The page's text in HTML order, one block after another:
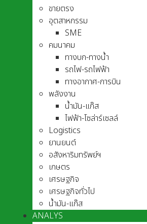
ขายตรง
อุตสาหกรรม
SME
คมนาคม
ทางบก-ทางน้ำ
รถไฟ-รถไฟฟ้า
ทางอากาศ-การบิน
พลังงาน
น้ำมัน-แก๊ส
ไฟฟ้า-โซล่าร์เซลล์
Logistics
ยานยนต์
อสังหาริมทรัพย์ฯ
เกษตร
เศรษฐกิจ
เศรษฐกิจทั่วไป
น้ำมัน-แก๊ส
ANALYS